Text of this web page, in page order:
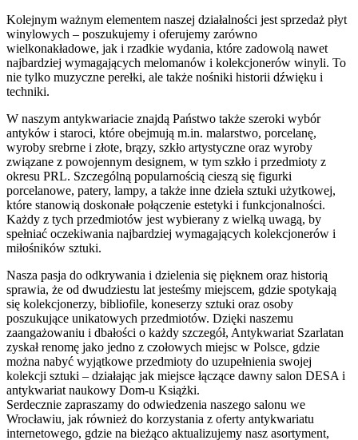
Kolejnym ważnym elementem naszej działalności jest sprzedaż płyt
winylowych – poszukujemy i oferujemy zarówno
wielkonakładowe, jak i rzadkie wydania, które zadowolą nawet
najbardziej wymagających melomanów i kolekcjonerów winyli. To
nie tylko muzyczne perełki, ale także nośniki historii dźwięku i
techniki.
W naszym antykwariacie znajdą Państwo także szeroki wybór
antyków i staroci, które obejmują m.in. malarstwo, porcelanę,
wyroby srebrne i złote, brązy, szkło artystyczne oraz wyroby
związane z powojennym designem, w tym szkło i przedmioty z
okresu PRL. Szczególną popularnością cieszą się figurki
porcelanowe, patery, lampy, a także inne dzieła sztuki użytkowej,
które stanowią doskonałe połączenie estetyki i funkcjonalności.
Każdy z tych przedmiotów jest wybierany z wielką uwagą, by
spełniać oczekiwania najbardziej wymagających kolekcjonerów i
miłośników sztuki.
Nasza pasja do odkrywania i dzielenia się pięknem oraz historią
sprawia, że od dwudziestu lat jesteśmy miejscem, gdzie spotykają
się kolekcjonerzy, bibliofile, koneserzy sztuki oraz osoby
poszukujące unikatowych przedmiotów. Dzięki naszemu
zaangażowaniu i dbałości o każdy szczegół, Antykwariat Szarlatan
zyskał renomę jako jedno z czołowych miejsc w Polsce, gdzie
można nabyć wyjątkowe przedmioty do uzupełnienia swojej
kolekcji sztuki – działając jak miejsce łączące dawny salon DESA i
antykwariat naukowy Dom-u Książki.
Serdecznie zapraszamy do odwiedzenia naszego salonu we
Wrocławiu, jak również do korzystania z oferty antykwariatu
internetowego, gdzie na bieżąco aktualizujemy nasz asortyment,